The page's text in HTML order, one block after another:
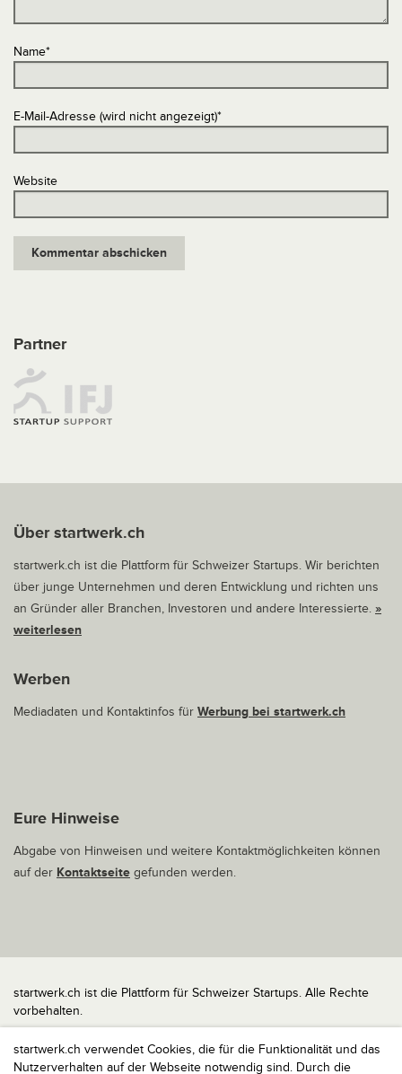
startwerk.ch verwendet Cookies, die für die Funktionalität und das
Nutzerverhalten auf der Webseite notwendig sind. Durch die
Name*
E-Mail-Adresse (wird nicht angezeigt)*
Website
Partner
Über startwerk.ch
startwerk.ch ist die Plattform für Schweizer Startups. Wir berichten
über junge Unternehmen und deren Entwicklung und richten uns
an Gründer aller Branchen, Investoren und andere Interessierte. »
weiterlesen
Werben
Mediadaten und Kontaktinfos für Werbung bei startwerk.ch
Eure Hinweise
Abgabe von Hinweisen und weitere Kontaktmöglichkeiten können
auf der Kontaktseite gefunden werden.
startwerk.ch ist die Plattform für Schweizer Startups. Alle Rechte
vorbehalten.
Impressum
Kontakt